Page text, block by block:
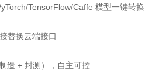
TensorFlow/Caffe 模型一键转换
替换云端接口
造 + 封测），自主可控